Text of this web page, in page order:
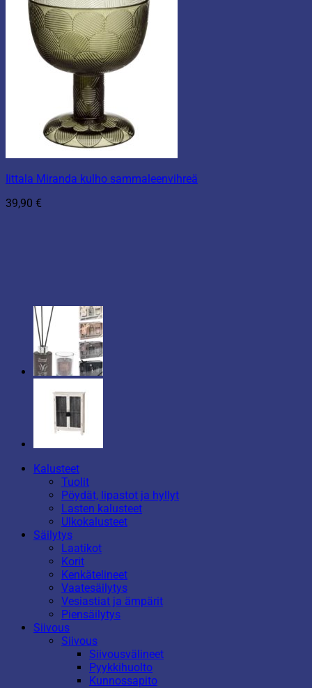
Iittala Miranda kulho sammaleenvihreä
39,90 €
Kalusteet
Tuolit
Pöydät, lipastot ja hyllyt
Lasten kalusteet
Ulkokalusteet
Säilytys
Laatikot
Korit
Kenkätelineet
Vaatesäilytys
Vesiastiat ja ämpärit
Piensäilytys
Siivous
Siivous
Siivousvälineet
Pyykkihuolto
Kunnossapito